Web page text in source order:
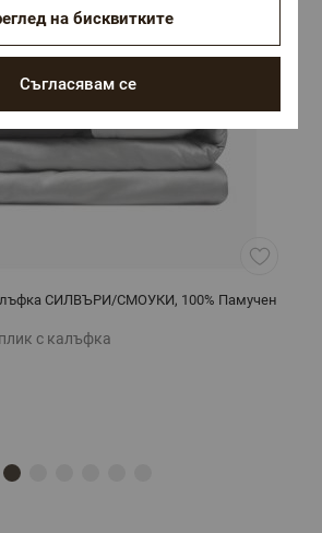
СИЛВЪРИ/СМОУКИ, 100% Памучен
с калъфка
Съгласявам се
на бисквитките